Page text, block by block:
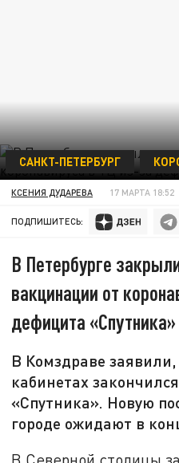
САНКТ-ПЕТЕРБУРГ
КСЕНИЯ ДУДАРЕВА 17 МАРТА 18:52
ПОДПИШИТЕСЬ:
В Петербурге
вакцинации от
дефицита «Спутника»
В Комздраве
кабинетах
«Спутника». Новую
городе ожидают в
В Северной столицы